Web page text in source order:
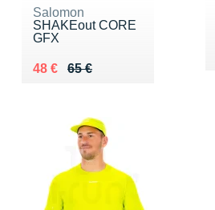
Salomon
SHAKEout CORE
GFX
65 €
Au lieu de 65 €
48 €
Vendu 48 €